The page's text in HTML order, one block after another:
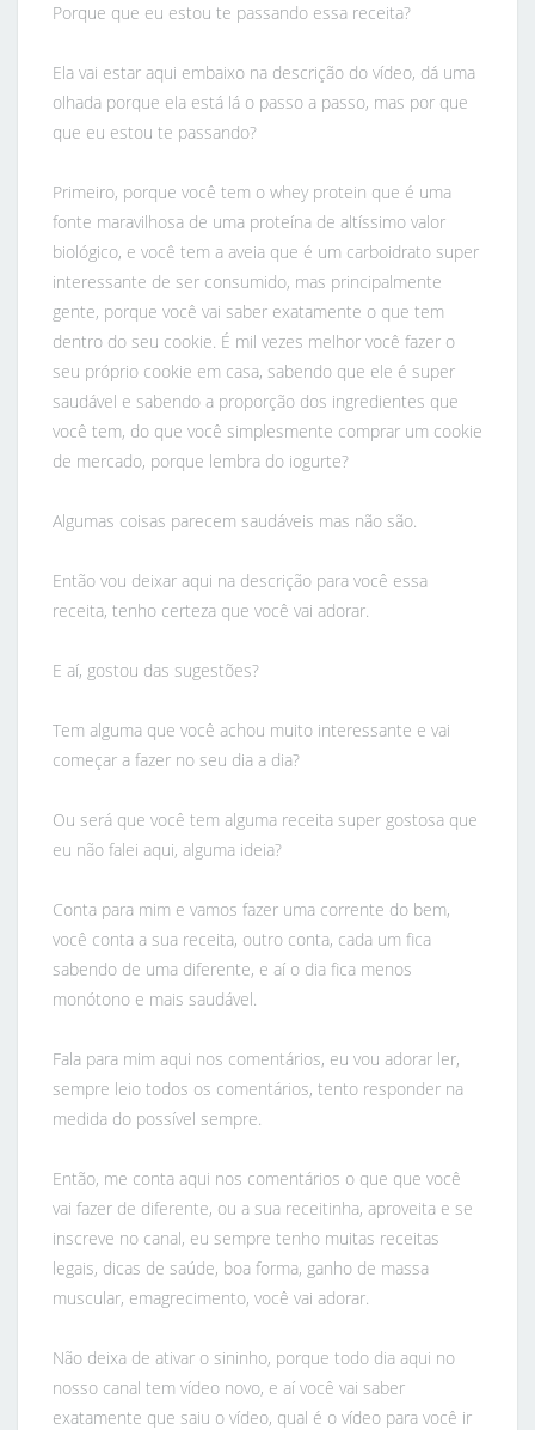
Porque que eu estou te passando essa receita?
Ela vai estar aqui embaixo na descrição do vídeo, dá uma
olhada porque ela está lá o passo a passo, mas por que
que eu estou te passando?
Primeiro, porque você tem o whey protein que é uma
fonte maravilhosa de uma proteína de altíssimo valor
biológico, e você tem a aveia que é um carboidrato super
interessante de ser consumido, mas principalmente
gente, porque você vai saber exatamente o que tem
dentro do seu cookie. É mil vezes melhor você fazer o
seu próprio cookie em casa, sabendo que ele é super
saudável e sabendo a proporção dos ingredientes que
você tem, do que você simplesmente comprar um cookie
de mercado, porque lembra do iogurte?
Algumas coisas parecem saudáveis mas não são.
Então vou deixar aqui na descrição para você essa
receita, tenho certeza que você vai adorar.
E aí, gostou das sugestões?
Tem alguma que você achou muito interessante e vai
começar a fazer no seu dia a dia?
Ou será que você tem alguma receita super gostosa que
eu não falei aqui, alguma ideia?
Conta para mim e vamos fazer uma corrente do bem,
você conta a sua receita, outro conta, cada um fica
sabendo de uma diferente, e aí o dia fica menos
monótono e mais saudável.
Fala para mim aqui nos comentários, eu vou adorar ler,
sempre leio todos os comentários, tento responder na
medida do possível sempre.
Então, me conta aqui nos comentários o que que você
vai fazer de diferente, ou a sua receitinha, aproveita e se
inscreve no canal, eu sempre tenho muitas receitas
legais, dicas de saúde, boa forma, ganho de massa
muscular, emagrecimento, você vai adorar.
Não deixa de ativar o sininho, porque todo dia aqui no
nosso canal tem vídeo novo, e aí você vai saber
exatamente que saiu o vídeo, qual é o vídeo para você ir